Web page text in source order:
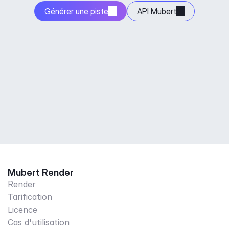
Générer une piste API Mubert
Mubert Render
Render
Tarification
Licence
Cas d'utilisation